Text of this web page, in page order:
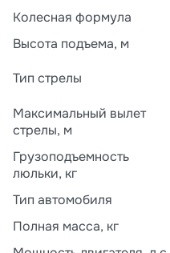
Колесная формула
Высота подъема, м
Тип стрелы
Максимальный вылет
стрелы, м
Грузоподъемность
люльки, кг
Тип автомобиля
Полная масса, кг